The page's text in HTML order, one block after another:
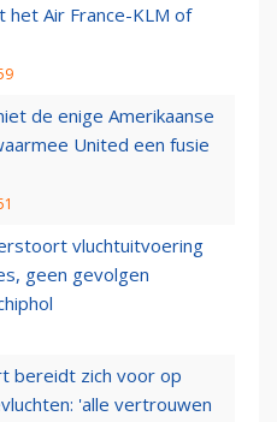
het Air France-KLM of
de enige Amerikaanse
United een fusie
vluchtuitvoering
geen gevolgen
bereidt zich voor op
'alle vertrouwen